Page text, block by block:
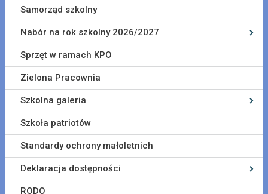
Samorząd szkolny
Nabór na rok szkolny 2026/2027
Sprzęt w ramach KPO
Zielona Pracownia
Szkolna galeria
Szkoła patriotów
Standardy ochrony małoletnich
Deklaracja dostępności
RODO